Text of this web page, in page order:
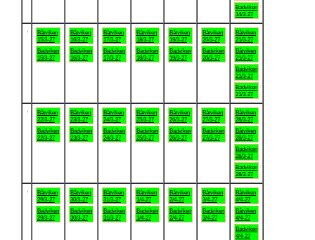
Badviken
14/3-27
Båtviken
15/3-27
Badviken
15/3-27
Båtviken
16/3-27
Badviken
16/3-27
Båtviken
17/3-27
Badviken
17/3-27
Båtviken
18/3-27
Badviken
18/3-27
Båtviken
19/3-27
Badviken
19/3-27
Båtviken
20/3-27
Badviken
20/3-27
Båtviken
21/3-27
Båtviken
21/3-27
Badviken
21/3-27
Badviken
21/3-27
Båtviken
22/3-27
Badviken
22/3-27
Båtviken
23/3-27
Badviken
23/3-27
Båtviken
24/3-27
Badviken
24/3-27
Båtviken
25/3-27
Badviken
25/3-27
Båtviken
26/3-27
Badviken
26/3-27
Båtviken
27/3-27
Badviken
27/3-27
Båtviken
28/3-27
Båtviken
28/3-27
Badviken
28/3-27
Badviken
28/3-27
Båtviken
29/3-27
Badviken
29/3-27
Båtviken
30/3-27
Badviken
30/3-27
Båtviken
31/3-27
Badviken
31/3-27
Båtviken
1/4-27
Badviken
1/4-27
Båtviken
2/4-27
Badviken
2/4-27
Båtviken
3/4-27
Badviken
3/4-27
Båtviken
4/4-27
Båtviken
4/4-27
Badviken
4/4-27